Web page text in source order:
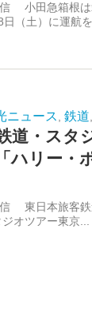
小田急箱根は
（土）に運航を
ニュース 鉄道
道・スタ
リー・
東日本旅客鉄
オツアー東京...